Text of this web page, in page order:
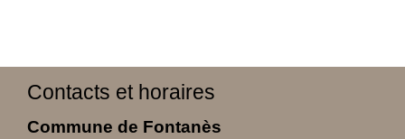
Contacts et horaires
Commune de Fontanès